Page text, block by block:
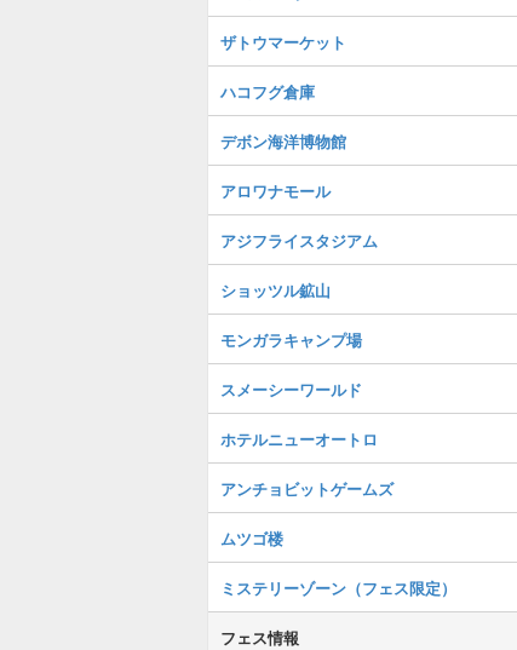
ザトウマーケット
ハコフグ倉庫
デボン海洋博物館
アロワナモール
アジフライスタジアム
ショッツル鉱山
モンガラキャンプ場
スメーシーワールド
ホテルニューオートロ
アンチョビットゲームズ
ムツゴ楼
ミステリーゾーン（フェス限定）
フェス情報